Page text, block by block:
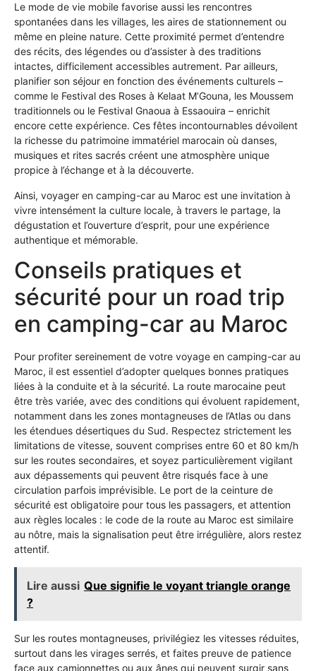
Le mode de vie mobile favorise aussi les rencontres
spontanées dans les villages, les aires de stationnement ou
même en pleine nature. Cette proximité permet d’entendre
des récits, des légendes ou d’assister à des traditions
intactes, difficilement accessibles autrement. Par ailleurs,
planifier son séjour en fonction des événements culturels –
comme le Festival des Roses à Kelaat M’Gouna, les Moussem
traditionnels ou le Festival Gnaoua à Essaouira – enrichit
encore cette expérience. Ces fêtes incontournables dévoilent
la richesse du patrimoine immatériel marocain où danses,
musiques et rites sacrés créent une atmosphère unique
propice à l’échange et à la découverte.
Ainsi, voyager en camping-car au Maroc est une invitation à
vivre intensément la culture locale, à travers le partage, la
dégustation et l’ouverture d’esprit, pour une expérience
authentique et mémorable.
Conseils pratiques et
sécurité pour un road trip
en camping-car au Maroc
Pour profiter sereinement de votre voyage en camping-car au
Maroc, il est essentiel d’adopter quelques bonnes pratiques
liées à la conduite et à la sécurité. La route marocaine peut
être très variée, avec des conditions qui évoluent rapidement,
notamment dans les zones montagneuses de l’Atlas ou dans
les étendues désertiques du Sud. Respectez strictement les
limitations de vitesse, souvent comprises entre 60 et 80 km/h
sur les routes secondaires, et soyez particulièrement vigilant
aux dépassements qui peuvent être risqués face à une
circulation parfois imprévisible. Le port de la ceinture de
sécurité est obligatoire pour tous les passagers, et attention
aux règles locales : le code de la route au Maroc est similaire
au nôtre, mais la signalisation peut être irrégulière, alors restez
attentif.
Lire aussi Que signifie le voyant triangle orange
?
Sur les routes montagneuses, privilégiez les vitesses réduites,
surtout dans les virages serrés, et faites preuve de patience
face aux camionnettes ou aux ânes qui peuvent surgir sans